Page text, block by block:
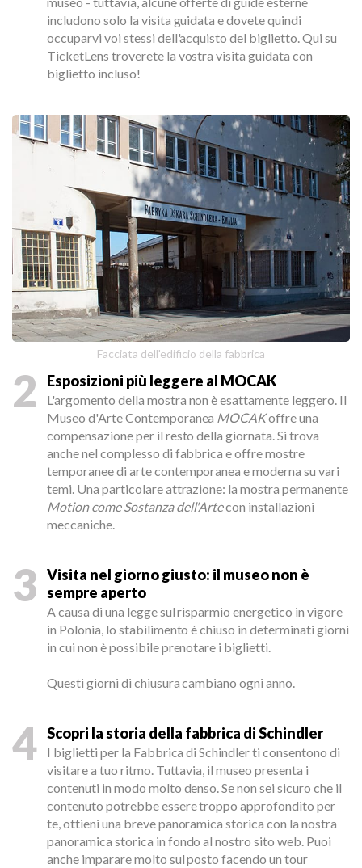
includono solo la visita guidata e dovete quindi
occuparvi voi stessi dell'acquisto del biglietto. Qui su
TicketLens troverete la vostra visita guidata con
biglietto incluso!
Facciata dell'edificio della fabbrica
2 Esposizioni più leggere al MOCAK
L'argomento della mostra non è esattamente leggero. Il
Museo d'Arte Contemporanea MOCAKoffre una
compensazione per il resto della giornata. Si trova
anche nel complesso di fabbrica e offre mostre
temporanee di arte contemporanea e moderna su vari
temi. Una particolare attrazione: la mostra permanente
Motion come Sostanza dell'Artecon installazioni
meccaniche.
3 Visita nel giorno giusto: il museo non è
sempre aperto
A causa di una legge sul risparmio energetico in vigore
in Polonia, lo stabilimento è chiuso in determinati giorni
in cui non è possibile prenotare i biglietti.
Questi giorni di chiusura cambiano ogni anno.
4 Scopri la storia della fabbrica di Schindler
I biglietti per la Fabbrica di Schindler ti consentono di
visitare a tuo ritmo. Tuttavia, il museo presenta i
contenuti in modo molto denso. Se non sei sicuro che il
contenuto potrebbe essere troppo approfondito per
te, ottieni una breve panoramica storica con la nostra
panoramica storica in fondo al nostro sito web. Puoi
anche imparare molto sul posto facendo un tour